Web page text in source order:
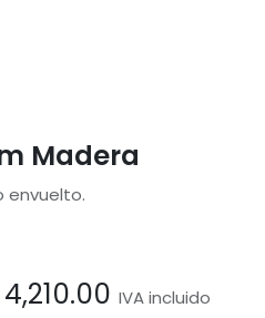
Madera
envuelto.
4,210.00 IVA incluido